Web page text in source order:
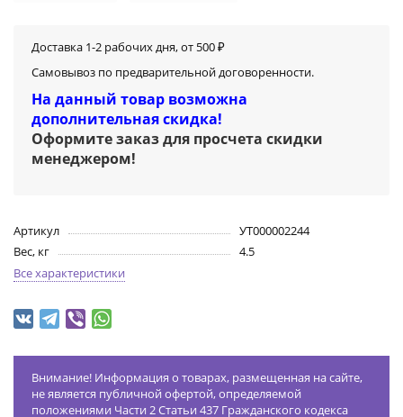
Доставка 1-2 рабочих дня, от 500 ₽
Самовывоз по предварительной договоренности.
На данный товар возможна
дополнительная скидка!
Оформите заказ для просчета скидки
менеджером!
Артикул
УТ000002244
Вес, кг
4.5
Все характеристики
Внимание! Информация о товарах, размещенная на сайте,
не является публичной офертой, определяемой
положениями Части 2 Статьи 437 Гражданского кодекса